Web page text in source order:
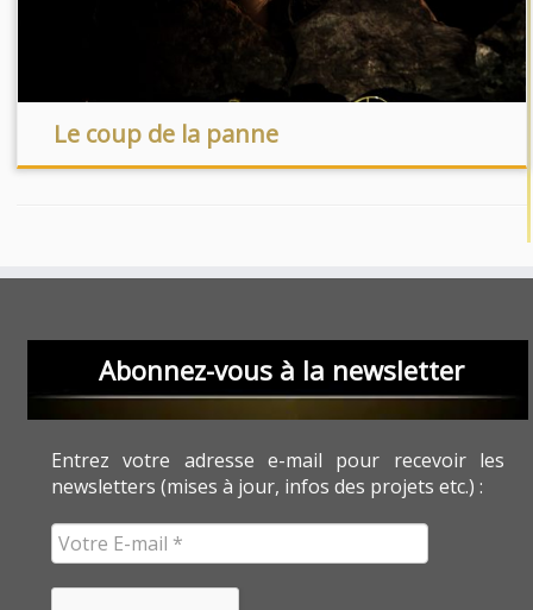
Le coup de la panne
Abonnez-vous à la newsletter
Entrez votre adresse e-mail pour recevoir les
newsletters (mises à jour, infos des projets etc.) :